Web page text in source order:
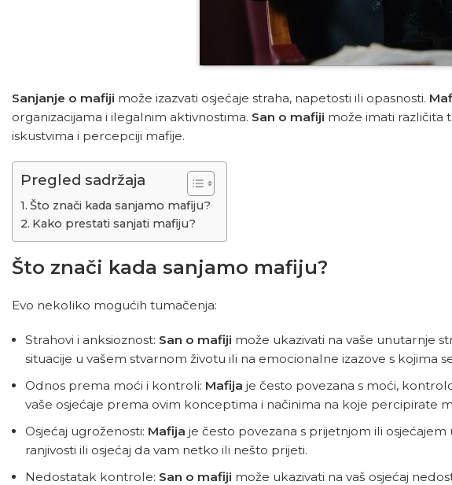
Sanjanje o mafiji može izazvati osjećaje straha, napetosti ili opasnosti.
organizacijama i ilegalnim aktivnostima. San o mafiji može imati različita
iskustvima i percepciji mafije.
Pregled sadržaja
Što znači kada sanjamo mafiju?
Kako prestati sanjati mafiju?
Što znači kada sanjamo mafiju?
Evo nekoliko mogućih tumačenja:
Strahovi i anksioznost: San o mafiji može ukazivati ​​na vaše unutarnje
situacije u vašem stvarnom životu ili na emocionalne izazove s kojima
Odnos prema moći i kontroli: Mafija je često povezana s moći,
vaše osjećaje prema ovim konceptima i načinima na koje percipirate
Osjećaj ugroženosti: Mafija je često povezana s prijetnjom ili osjećajem
ranjivosti ili osjećaj da vam netko ili nešto prijeti.
Nedostatak kontrole: San o mafiji može ukazivati ​​na vaš osjećaj